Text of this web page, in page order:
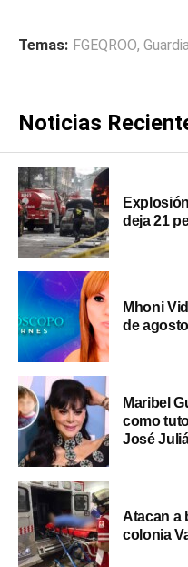
Temas: FGEQROO,
Noticias
deja 21
Mhoni
de
Maribel
como
José
Atacan a
colonia